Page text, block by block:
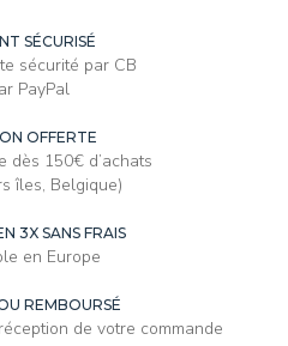
SÉCURISÉ
sécurité par CB
PayPal
OFFERTE
dès 150€ d’achats
îles, Belgique)
3X SANS FRAIS
en Europe
REMBOURSÉ
de votre commande